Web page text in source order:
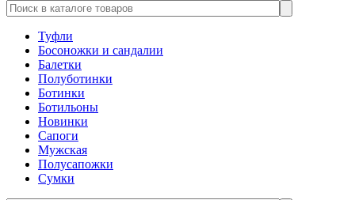
Туфли
Босоножки и сандалии
Балетки
Полуботинки
Ботинки
Ботильоны
Новинки
Сапоги
Мужская
Полусапожки
Сумки